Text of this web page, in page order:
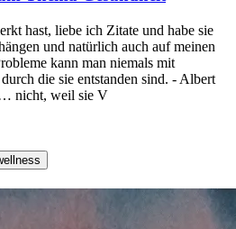
hast, liebe ich Zitate und habe sie
und natürlich auch auf meinen
kann man niemals mit
die sie entstanden sind. - Albert
… nicht, weil sie V